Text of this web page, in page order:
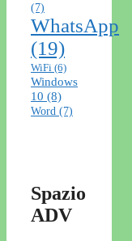
(7)
WhatsApp
(19)
WiFi (6)
Windows
10 (8)
Word (7)
Spazio
ADV